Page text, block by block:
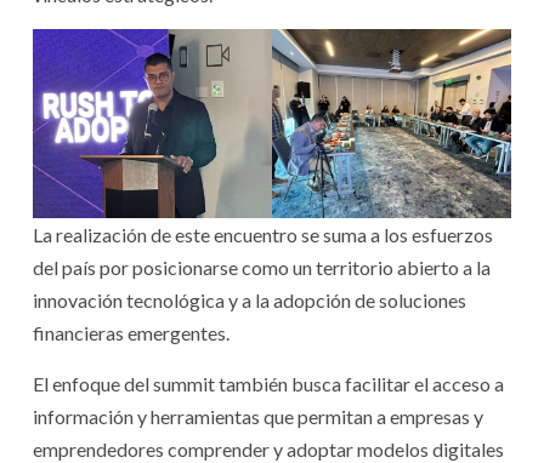
La realización de este encuentro se suma a los esfuerzos
del país por posicionarse como un territorio abierto a la
innovación tecnológica y a la adopción de soluciones
financieras emergentes.
El enfoque del summit también busca facilitar el acceso a
información y herramientas que permitan a empresas y
emprendedores comprender y adoptar modelos digitales